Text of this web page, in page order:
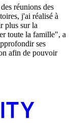
réunions des
j'ai réalisé à
plus sur la
toute la famille", a
ses
afin de pouvoir